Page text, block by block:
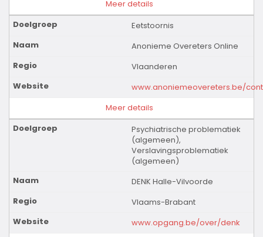
Meer details
Eetstoornis
Anonieme Overeters Online
Vlaanderen
www.anoniemeovereters.be/
Meer details
Psychiatrische problematiek
(algemeen),
Verslavingsproblematiek
(algemeen)
DENK Halle-Vilvoorde
Vlaams-Brabant
www.opgang.be/over/denk